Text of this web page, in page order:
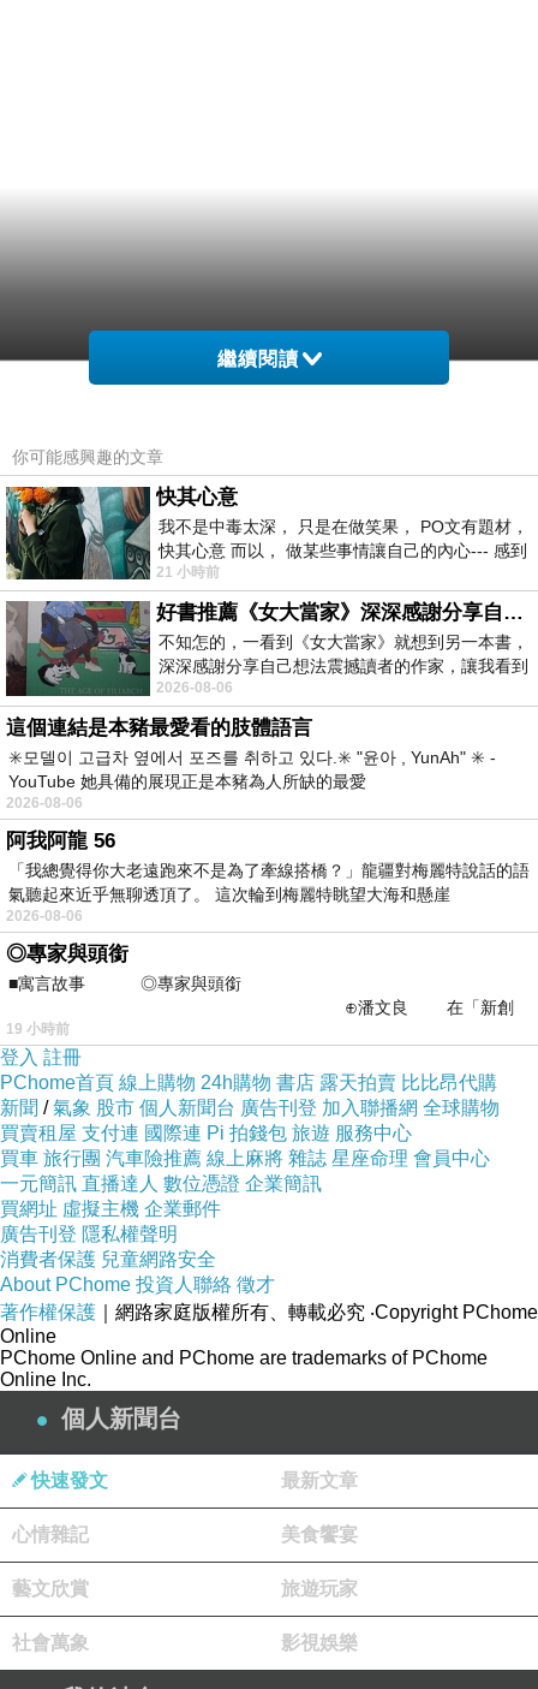
繼續閱讀
你可能感興趣的文章
快其心意
我不是中毒太深， 只是在做笑果， PO文有題材，
快其心意 而以， 做某些事情讓自己的內心--- 感到
愉快。
21 小時前
好書推薦《女大當家》深深感謝分享自己想法震撼讀者的作家，讓我看到不同樣貌的家庭！
不知怎的，一看到《女大當家》就想到另一本書，
深深感謝分享自己想法震撼讀者的作家，讓我看到
不同樣貌的家庭！ 《女大
2026-08-06
這個連結是本豬最愛看的肢體語言
✳️모델이 고급차 옆에서 포즈를 취하고 있다.✳️ "윤아 , YunAh" ✳️ -
YouTube 她具備的展現正是本豬為人所缺的最愛
2026-08-06
阿我阿龍 56
「我總覺得你大老遠跑來不是為了牽線搭橋？」龍疆對梅麗特說話的語
氣聽起來近乎無聊透頂了。 這次輪到梅麗特眺望大海和懸崖
2026-08-06
◎專家與頭銜
■寓言故事 ◎專家與頭銜
⊕潘文良 在「新創
之谷」裡——
19 小時前
登入 註冊
PChome首頁 線上購物 24h購物 書店 露天拍賣 比比昂代購
新聞 /氣象 股市 個人新聞台 廣告刊登 加入聯播網 全球購物
買賣租屋 支付連 國際連 Pi 拍錢包 旅遊 服務中心
買車 旅行團 汽車險推薦 線上麻將 雜誌 星座命理 會員中心
一元簡訊 直播達人 數位憑證 企業簡訊
買網址 虛擬主機 企業郵件
廣告刊登 隱私權聲明
消費者保護 兒童網路安全
About PChome 投資人聯絡 徵才
著作權保護 ｜網路家庭版權所有、轉載必究 ‧Copyright PChome
Online
PChome Online and PChome are trademarks of PChome
Online Inc.
個人新聞台
快速發文 最新文章
心情雜記 美食饗宴
藝文欣賞 旅遊玩家
社會萬象 影視娛樂